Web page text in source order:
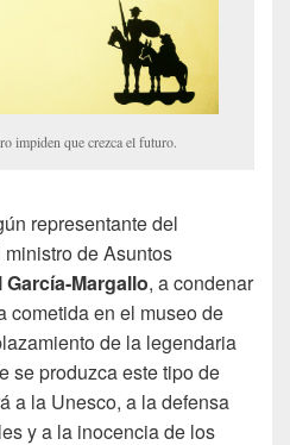
impiden que crezca el futuro.
representante del
de Asuntos
Margallo, a condenar
cometida en el museo de
de la legendaria
se produzca este tipo de
a la Unesco, a la defensa
y a la inocencia de los